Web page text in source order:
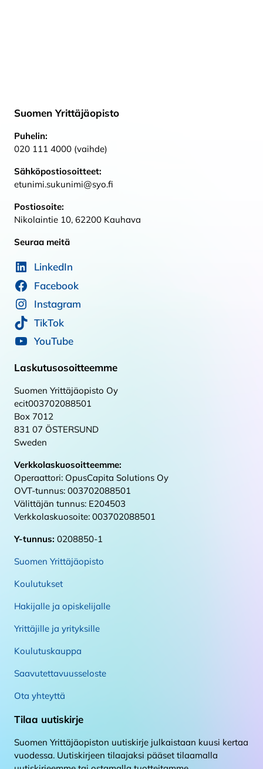
Suomen Yrittäjäopisto
Puhelin:
020 111 4000 (vaihde)
Sähköpostiosoitteet:
etunimi.sukunimi@syo.fi
Postiosoite:
Nikolaintie 10, 62200 Kauhava
Seuraa meitä
LinkedIn
Facebook
Instagram
TikTok
YouTube
Laskutusosoitteemme
Suomen Yrittäjäopisto Oy
ecit003702088501
Box 7012
831 07 ÖSTERSUND
Sweden
Verkkolaskuosoitteemme:
Operaattori: OpusCapita Solutions Oy
OVT-tunnus: 003702088501
Välittäjän tunnus: E204503
Verkkolaskuosoite: 003702088501
Y-tunnus: 0208850-1
Suomen Yrittäjäopisto
Koulutukset
Hakijalle ja opiskelijalle
Yrittäjille ja yrityksille
Koulutuskauppa
Saavutettavuusseloste
Ota yhteyttä
Tilaa uutiskirje
Suomen Yrittäjäopiston uutiskirje julkaistaan kuusi kertaa
vuodessa. Uutiskirjeen tilaajaksi pääset tilaamalla